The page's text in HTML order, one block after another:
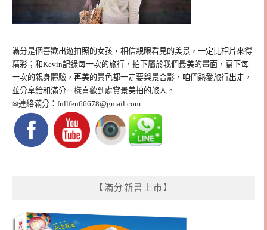
滿分是個喜歡出遊拍照的女孩，相信親眼看見的美景，一定比相片來得
精彩；和Kevin記錄每一次的旅行，拍下屬於我們最美的畫面，寫下每
一次的親身體驗，再美的景色都一定要與景合影，咱們熱愛旅行出走，
並分享給和滿分一樣喜歡到處賞景美拍的旅人。
✉連絡滿分： fullfen66678@gmail.com
【滿分新書上市】